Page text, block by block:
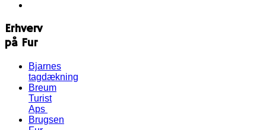
Erhverv
på Fur
Bjarnes
tagdækning
Breum
Turist
Aps
Brugsen